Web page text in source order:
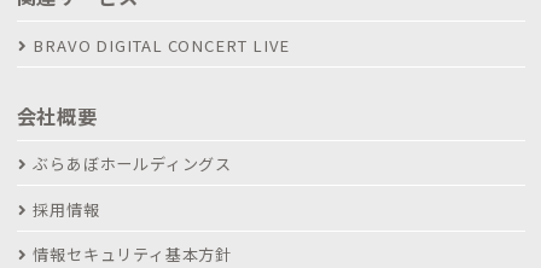
BRAVO DIGITAL CONCERT LIVE
会社概要
ぶらあぼホールディングス
採用情報
情報セキュリティ基本方針